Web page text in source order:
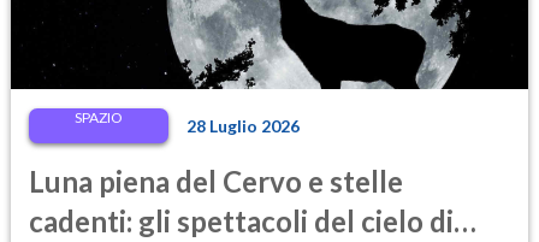
SPAZIO 28 Luglio 2026
Luna piena del Cervo e stelle
cadenti: gli spettacoli del cielo di